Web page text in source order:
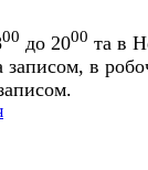
00 до 2000 та в
записом, в